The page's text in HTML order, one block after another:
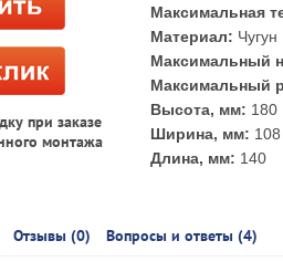
при заказе
монтажа
Максимальная
Материал: Чугун
Максимальный
Максимальный
Высота, мм: 180
Ширина, мм: 108
Длина, мм: 140
Отзывы (0) Вопросы и ответы (4)